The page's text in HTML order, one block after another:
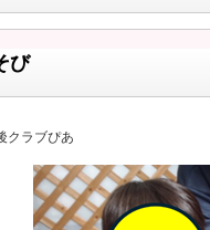
び
クラブぴあ